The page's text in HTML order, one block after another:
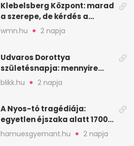
Klebelsberg Központ: marad
a szerepe, de kérdés a
hitelessége
wmn.hu 2 napja
Udvaros Dorottya
születésnapja: mennyire
ismered a filmszerepeit?
blikk.hu 2 napja
A Nyos-tó tragédiája:
egyetlen éjszaka alatt 1700
ember halt meg
hamuesgyemant.hu 2 napja